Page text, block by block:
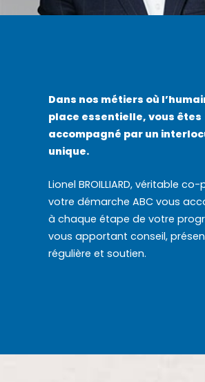
Dans nos métiers où
place essentielle, vous êtes
accompagné par un
unique.
Lionel BROILLIARD, véritable
votre démarche ABC vous
à chaque étape de votre
vous apportant conseil,
régulière et soutien.